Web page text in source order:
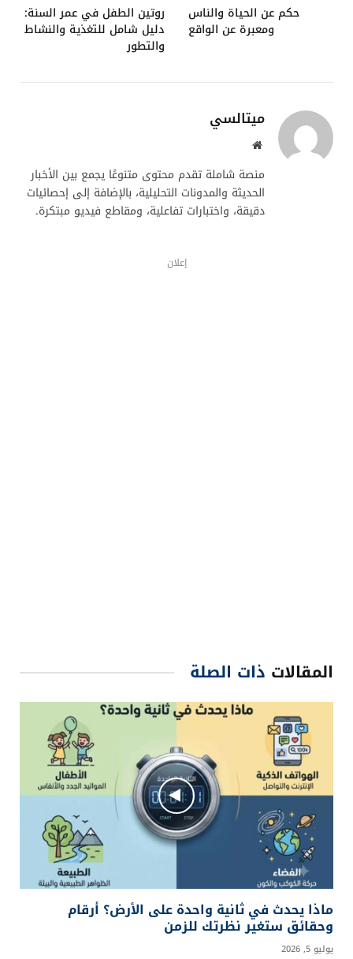
حكم عن الحياة والناس
ومعبرة عن الواقع
روتين الطفل في عمر السنة:
دليل شامل للتغذية والنشاط
والتطور
ميتالسي
موقع
منصة شاملة تقدم محتوى متنوعًا يجمع بين الأخبار
الحديثة والمدونات التحليلية، بالإضافة إلى إحصائيات
دقيقة، واختبارات تفاعلية، ومقاطع فيديو مبتكرة.
إعلان
المقالات ذات الصلة
ماذا يحدث في ثانية واحدة على الأرض؟ أرقام
وحقائق ستغير نظرتك للزمن
يوليو 5, 2026